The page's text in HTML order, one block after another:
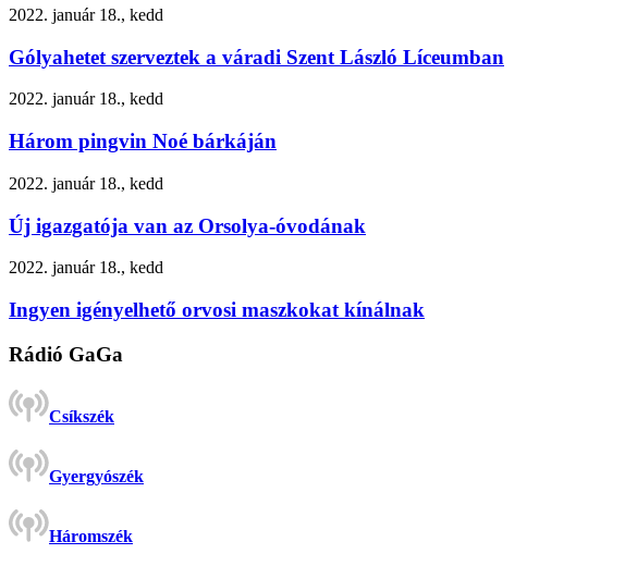
2022. január 18., kedd
Gólyahetet szerveztek a váradi Szent László Líceumban
2022. január 18., kedd
Három pingvin Noé bárkáján
2022. január 18., kedd
Új igazgatója van az Orsolya-óvodának
2022. január 18., kedd
Ingyen igényelhető orvosi maszkokat kínálnak
Rádió GaGa
Csíkszék
Gyergyószék
Háromszék